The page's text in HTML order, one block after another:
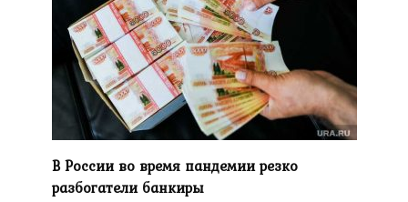
В России во время пандемии резко
разбогатели банкиры